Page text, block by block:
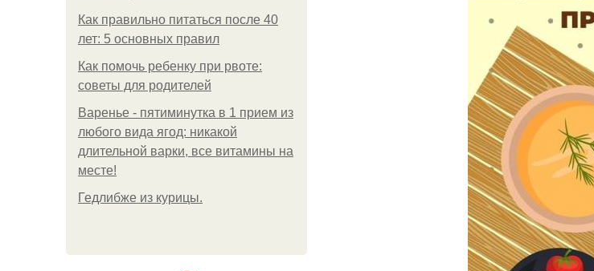
Как правильно питаться после 40
лет: 5 основных правил
Как помочь ребенку при рвоте:
советы для родителей
Варенье - пятиминутка в 1 прием из
любого вида ягод: никакой
длительной варки, все витамины на
месте!
Гедлибже из курицы.